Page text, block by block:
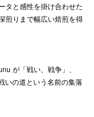
タと感性を掛け合わせた
煎りまで幅広い焙煎を得
が「戦い、戦争」、
いの道という名前の集落